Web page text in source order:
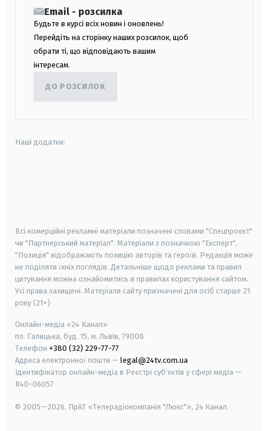
Email - розсилка
Будьте в курсі всіх новин і оновлень!
Перейдіть на сторінку наших розсилок, щоб
обрати ті, що відповідають вашим
інтересам.
ДО РОЗСИЛОК
Наші додатки:
Всі комерційні рекламні матеріали позначені словами "Спецпроєкт"
чи "Партнерський матеріал". Матеріали з позначкою "Експерт",
"Позиція" відображають позицію авторів та героїв. Редакція може
не поділяти їхніх поглядів. Детальніше щодо реклами та правил
цитування можна ознайомитись в правилах користування сайтом.
Усі права захищені. Матеріали сайту призначені для осіб старше 21
року (21+)
Онлайн-медіа «24 Канал»
пл. Галицька, буд. 15, м. Львів, 79008
Телефон +380 (32) 229-77-77
Адреса електронної пошти — legal@24tv.com.ua
Ідентифікатор онлайн-медіа в Реєстрі суб'єктів у сфері медіа —
R40-06057
© 2005—2026, ПрАТ «Телерадіокомпанія "Люкс"», 24 Канал.